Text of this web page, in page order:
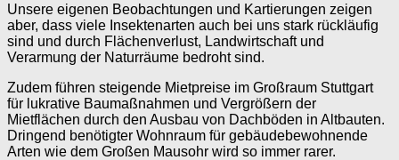
Unsere eigenen Beobachtungen und Kartierungen zeigen
aber, dass viele Insektenarten auch bei uns stark rückläufig
sind und durch Flächenverlust, Landwirtschaft und
Verarmung der Naturräume bedroht sind.
Zudem führen steigende Mietpreise im Großraum Stuttgart
für lukrative Baumaßnahmen und Vergrößern der
Mietflächen durch den Ausbau von Dachböden in Altbauten.
Dringend benötigter Wohnraum für gebäudebewohnende
Arten wie dem Großen Mausohr wird so immer rarer.